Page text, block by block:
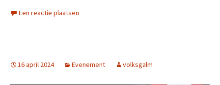
Een reactie plaatsen
16 april 2024 Evenement volksgalm